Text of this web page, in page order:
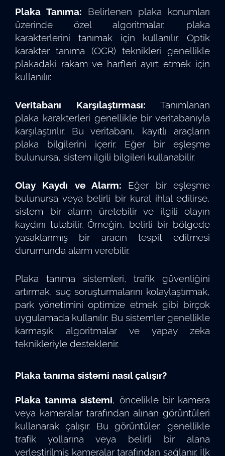
Plaka Tanıma: Belirlenen plaka konumları
üzerinde özel algoritmalar, plaka
karakterlerini tanımak için kullanılır. Optik
karakter tanıma (OCR) teknikleri genellikle
plakadaki rakam ve harfleri ayırt etmek için
kullanılır.
Veritabanı Karşılaştırması: Tanımlanan
plaka karakterleri genellikle bir veritabanıyla
karşılaştırılır. Bu veritabanı, kayıtlı araçların
plaka bilgilerini içerir. Eğer bir eşleşme
bulunursa, sistem ilgili bilgileri kullanabilir.
Olay Kaydı ve Alarm: Eğer bir eşleşme
bulunursa veya belirli bir kural ihlal edilirse,
sistem bir alarm üretebilir ve ilgili olayın
kaydını tutabilir. Örneğin, belirli bir bölgede
yasaklanmış bir aracın tespit edilmesi
durumunda alarm verebilir.
Plaka tanıma sistemleri, trafik güvenliğini
artırmak, suç soruşturmalarını kolaylaştırmak,
park yönetimini optimize etmek gibi birçok
uygulamada kullanılır. Bu sistemler genellikle
karmaşık algoritmalar ve yapay zeka
teknikleriyle desteklenir.
Plaka tanıma sistemi nasıl çalışır?
Plaka tanıma sistemi, öncelikle bir kamera
veya kameralar tarafından alınan görüntüleri
kullanarak çalışır. Bu görüntüler, genellikle
trafik yollarına veya belirli bir alana
yerleştirilmiş kameralar tarafından sağlanır. İlk